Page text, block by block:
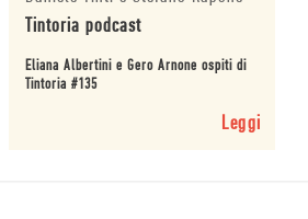
Tintoria podcast
Eliana Albertini e Gero Arnone ospiti di
Tintoria #135
Leggi